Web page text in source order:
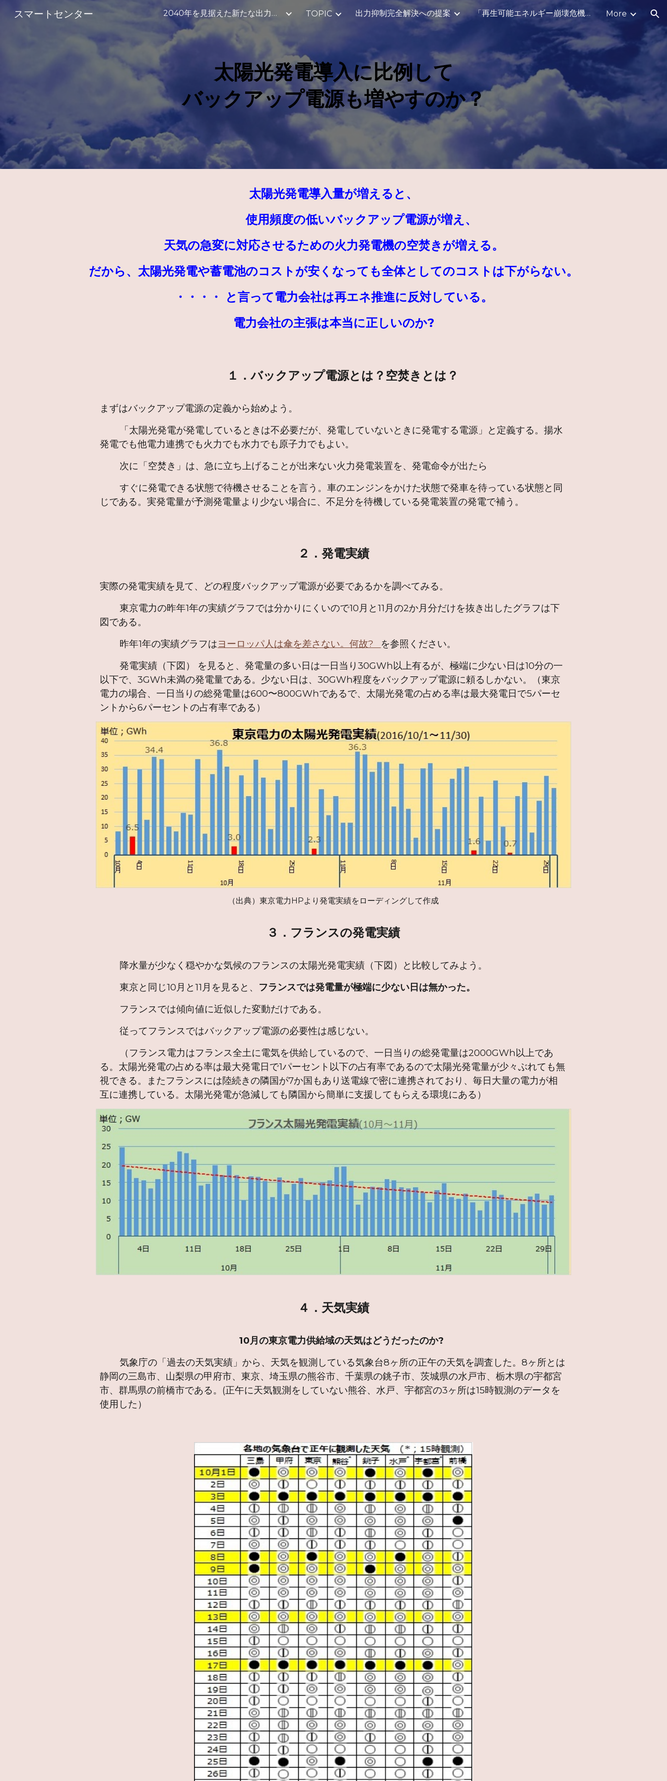
Skip to main content Skip to navigation
スマートセンター 2040年を見据えた新たな出力制御のご提案 TOPIC 出力抑制完全解決への提案 「再生可能エネルギー崩壊危機に対する」公開質問 More
太陽光発電導入に比例して
バックアップ電源も増やすのか？
太陽光発電導入量が増えると、
使用頻度の低いバックアップ電源が増え、
天気の急変に対応させるための火力発電機の空焚きが増える。
だから、太陽光発電や蓄電池のコストが安くなっても全体としてのコストは下がらない。
・・・・ と言って電力会社は再エネ推進に反対している。
電力会社の主張は本当に正しいのか?
１．バックアップ電源とは？空焚きとは？
まずはバックアップ電源の定義から始めよう。
「太陽光発電が発電しているときは不必要だが、発電していないときに発電する電源」と定義する。揚水
発電でも他電力連携でも火力でも水力でも原子力でもよい。
次に「空焚き」は、急に立ち上げることが出来ない火力発電装置を、発電命令が出たら
すぐに発電できる状態で待機させることを言う。車のエンジンをかけた状態で発車を待っている状態と同
じである。実発電量が予測発電量より少ない場合に、不足分を待機している発電装置の発電で補う。
２．発電実績
実際の発電実績を見て、どの程度バックアップ電源が必要であるかを調べてみる。
東京電力の昨年1年の実績グラフでは分かりにくいので10月と11月の2か月分だけを抜き出したグラフは下
図である。
昨年1年の実績グラフはヨーロッパ人は傘を差さない。何故? を参照ください。
発電実績（下図） を見ると、発電量の多い日は一日当り30GWh以上有るが、極端に少ない日は10分の一
以下で、3GWh未満の発電量である。少ない日は、30GWh程度をバックアップ電源に頼るしかない。（東京
電力の場合、一日当りの総発電量は600〜800GWhであるで、太陽光発電の占める率は最大発電日で5パーセ
ントから6パーセントの占有率である）
（出典）東京電力HPより発電実績をローディングして作成
３．フランスの発電実績
降水量が少なく穏やかな気候のフランスの太陽光発電実績（下図）と比較してみよう。
東京と同じ10月と11月を見ると、 フランスでは発電量が極端に少ない日は無かった。
フランスでは傾向値に近似した変動だけである。
従ってフランスではバックアップ電源の必要性は感じない。
（フランス電力はフランス全土に電気を供給しているので、一日当りの総発電量は2000GWh以上であ
る。太陽光発電の占める率は最大発電日で1パーセント以下の占有率であるので太陽光発電量が少々ぶれても無
視できる。またフランスには陸続きの隣国が7か国もあり送電線で密に連携されており、毎日大量の電力が相
互に連携している。太陽光発電が急減しても隣国から簡単に支援してもらえる環境にある）
４．天気実績
10月の東京電力供給域の天気はどうだったのか?
気象庁の「過去の天気実績」から、天気を観測している気象台8ヶ所の正午の天気を調査した。8ヶ所とは
静岡の三島市、山梨県の甲府市、東京、埼玉県の熊谷市、千葉県の銚子市、茨城県の水戸市、栃木県の宇都宮
市、群馬県の前橋市である。(正午に天気観測をしていない熊谷、水戸、宇都宮の3ヶ所は15時観測のデータを
使用した）